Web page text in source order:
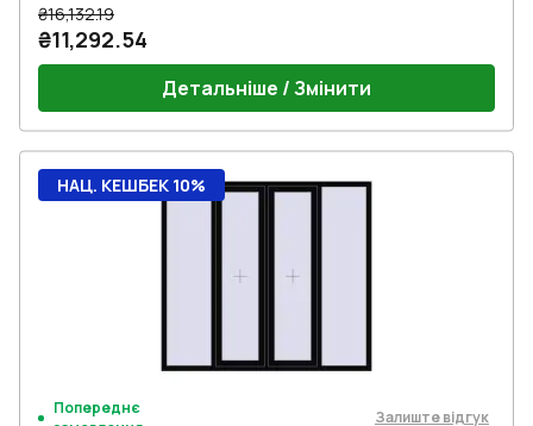
₴16,132.19
₴11,292.54
Детальніше / Змінити
НАЦ. КЕШБЕК 10%
Попереднє
Залиште відгук